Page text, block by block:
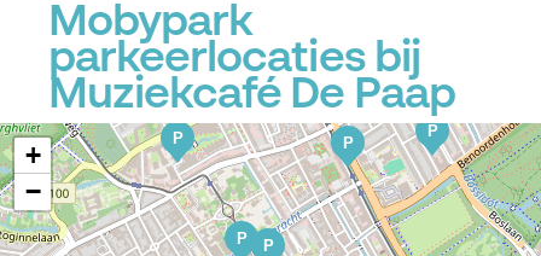
Mobypark
parkeerlocaties bij
Muziekcafé De Paap
P
P
P
P P
+
−